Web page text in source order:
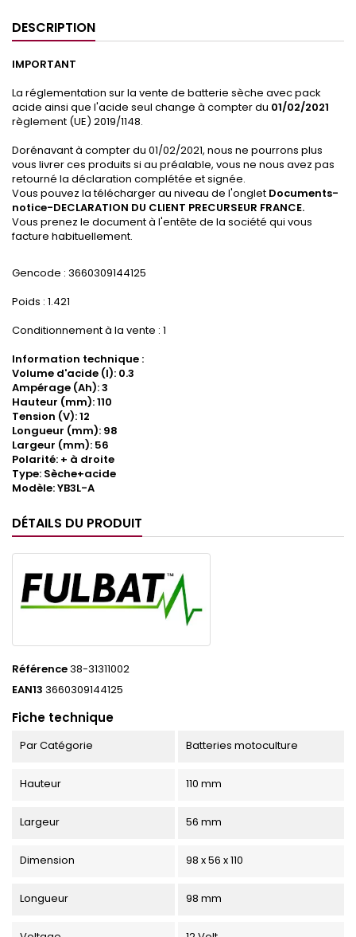
DESCRIPTION
IMPORTANT
La réglementation sur la vente de batterie sèche avec pack
acide ainsi que l'acide seul change à compter du 01/02/2021
règlement (UE) 2019/1148.
Dorénavant à compter du 01/02/2021, nous ne pourrons plus
vous livrer ces produits si au préalable, vous ne nous avez pas
retourné la déclaration complétée et signée.
Vous pouvez la télécharger au niveau de l'onglet Documents-
notice-DECLARATION DU CLIENT PRECURSEUR FRANCE.
Vous prenez le document à l'entête de la société qui vous
facture habituellement.
Gencode : 3660309144125
Poids : 1.421
Conditionnement à la vente : 1
Information technique :
Volume d'acide (l): 0.3
Ampérage (Ah): 3
Hauteur (mm): 110
Tension (V): 12
Longueur (mm): 98
Largeur (mm): 56
Polarité: + à droite
Type: Sèche+acide
Modèle: YB3L-A
DÉTAILS DU PRODUIT
Référence38-31311002
EAN13 3660309144125
Fiche technique
Par Catégorie Batteries motoculture
Hauteur 110 mm
Largeur 56 mm
Dimension 98 x 56 x 110
Longueur 98 mm